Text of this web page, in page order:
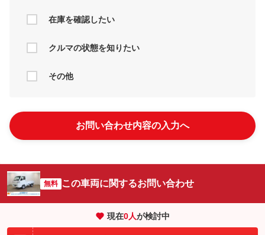
在庫を確認したい
クルマの状態を知りたい
その他
お問い合わせ内容の入力へ
無料 この車両に関するお問い合わせ
現在0人が検討中